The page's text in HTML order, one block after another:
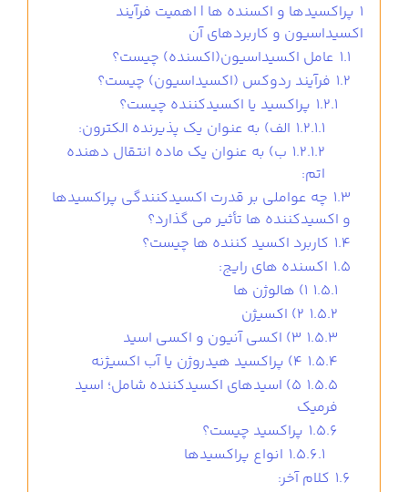
1 پراکسیدها و اکسنده ها | اهمیت فرآیند
اکسیداسیون و کاربردهای آن
1.1 عامل اکسیداسیون(اکسنده) چیست؟
1.2 فرآیند ردوکس (اکسیداسیون) چیست؟
1.2.1 پراکسید یا اکسیدکننده چیست؟
1.2.1.1 الف) به عنوان یک پذیرنده الکترون:
1.2.1.2 ب) به عنوان یک ماده انتقال دهنده
اتم:
1.3 چه عواملی بر قدرت اکسیدکنندگی پراکسیدها
و اکسیدکننده ها تأثیر می گذارد؟
1.4 کاربرد اکسید کننده ها چیست؟
1.5 اکسنده های رایج:
1.5.1 1) هالوژن ها
1.5.2 2) اکسیژن
1.5.3 3) اکسی آنیون و اکسی اسید
1.5.4 4) پراکسید هیدروژن یا آب اکسیژنه
1.5.5
5) اسیدهای اکسیدکننده شامل؛ اسید
فرمیک
1.5.6 پراکسید چیست؟
1.5.6.1 انواع پراکسیدها
1.6 کلام آخر: